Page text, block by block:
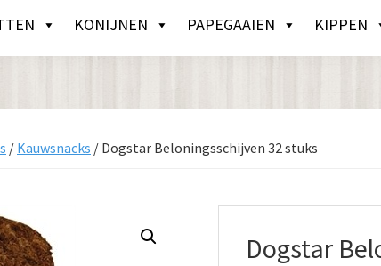
KONIJNEN PAPEGAAIEN KIPPEN
/ Kauwsnacks / Dogstar Beloningsschijven 32 stuks
Dogstar